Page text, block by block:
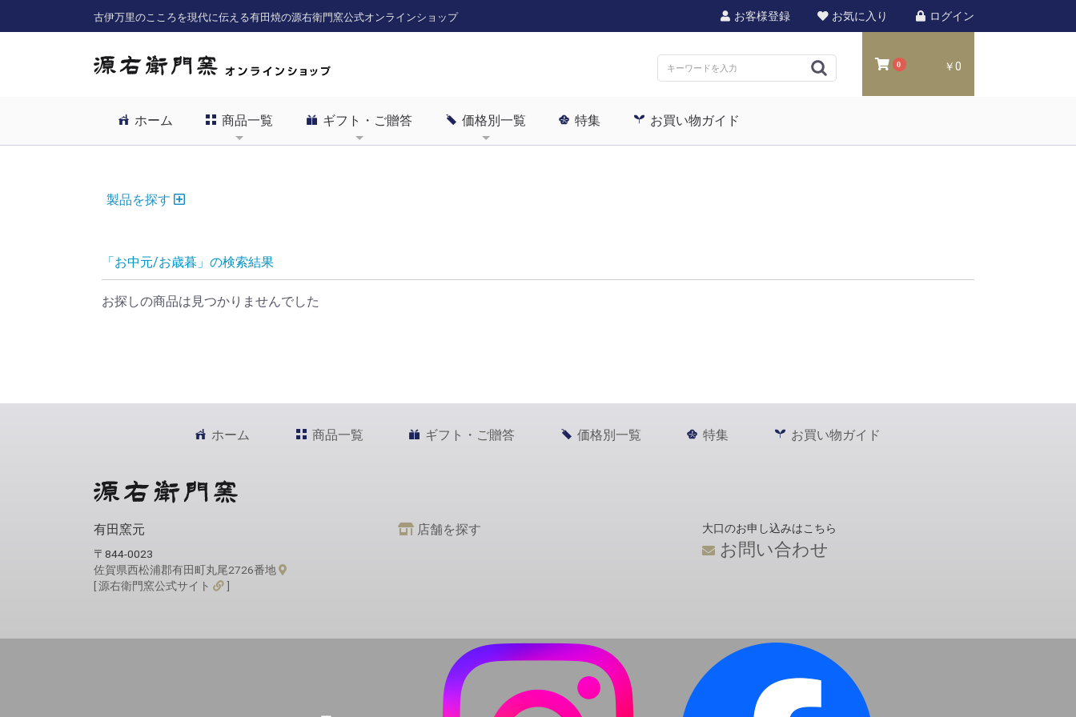
古伊万里のこころを現代に伝える有田焼の源右衛門窯公式オンラインショップ お客様登録 お気に入り ログイン
0 ￥0
ホーム 商品一覧 ギフト・ご贈答 価格別一覧 特集 お買い物ガイド
製品を探す
「お中元/お歳暮」の検索結果
お探しの商品は見つかりませんでした
ホーム 商品一覧 ギフト・ご贈答 価格別一覧 特集 お買い物ガイド
有田窯元
〒844-0023
佐賀県西松浦郡有田町丸尾2726番地
[ 源右衛門窯公式サイト
]
店舗を探す 大口のお申し込みはこちら
お問い合わせ